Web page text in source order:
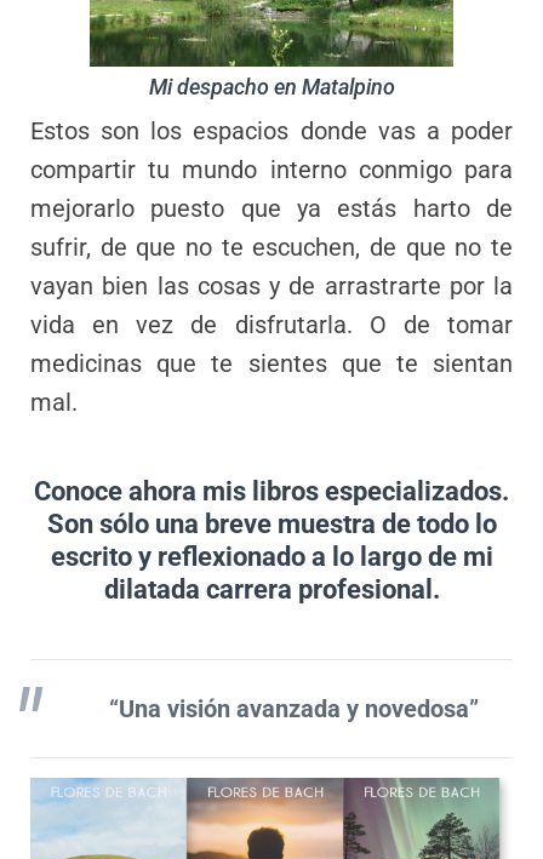
Mi despacho en Matalpino
Estos son los espacios donde vas a poder
compartir tu mundo interno conmigo para
mejorarlo puesto que ya estás harto de
sufrir, de que no te escuchen, de que no te
vayan bien las cosas y de arrastrarte por la
vida en vez de disfrutarla. O de tomar
medicinas que te sientes que te sientan
mal.
Conoce ahora mis libros especializados.
Son sólo una breve muestra de todo lo
escrito y reflexionado a lo largo de mi
dilatada carrera profesional.
“Una visión avanzada y novedosa”